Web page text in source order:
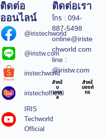
ติดต่อ
ออนไลน์
@iristechworld
@iristw.com
iristechworld
iristechofficial
IRIS
Techworld
Official
ติดต่อเรา
โทร : 094-
887-5498
online@iriste
chworld.com
line :
@iristw.com
สำหรั
บ
บุคค
ล
สำหรั
บองค์
กร